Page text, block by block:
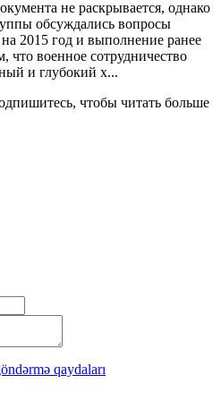
не раскрывается, однако
обсуждались вопросы
2015 год и выполнение ранее
военное сотрудничество
и глубокий х...
чтобы читать больше
qaydaları